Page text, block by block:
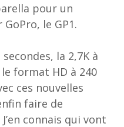
pour un
le GP1.
la 2,7K à
format HD à 240
ces nouvelles
faire de
connais qui vont